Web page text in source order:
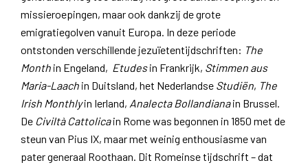
missieroepingen, maar ook dankzij de grote
emigratiegolven vanuit Europa. In deze periode
ontstonden verschillende jezuïetentijdschriften: The
Month in Engeland, Etudesin Frankrijk, Stimmen aus
Maria-Laach in Duitsland, het Nederlandse Studiën, The
Irish Monthlyin Ierland, Analecta Bollandianain Brussel.
De Civiltà Cattolicain Rome was begonnen in 1850 met de
steun van Pius IX, maar met weinig enthousiasme van
pater generaal Roothaan. Dit Romeinse tijdschrift – dat